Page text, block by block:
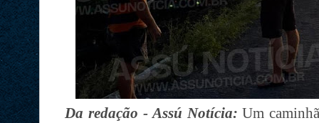
Da redação - Assú Notícia:Um